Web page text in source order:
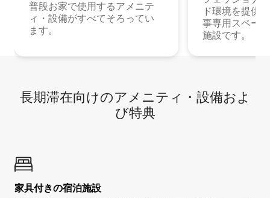
普段お家で使用するアメニテ
ィ・設備がすべてそろってい
ます。
ド環境を提供
事専用スペー
施設です。
長期滞在向け⁠のア⁠メ⁠ニ⁠テ⁠ィ⁠・設⁠備⁠およ
び特⁠典
家具付き⁠の宿⁠泊⁠施⁠設